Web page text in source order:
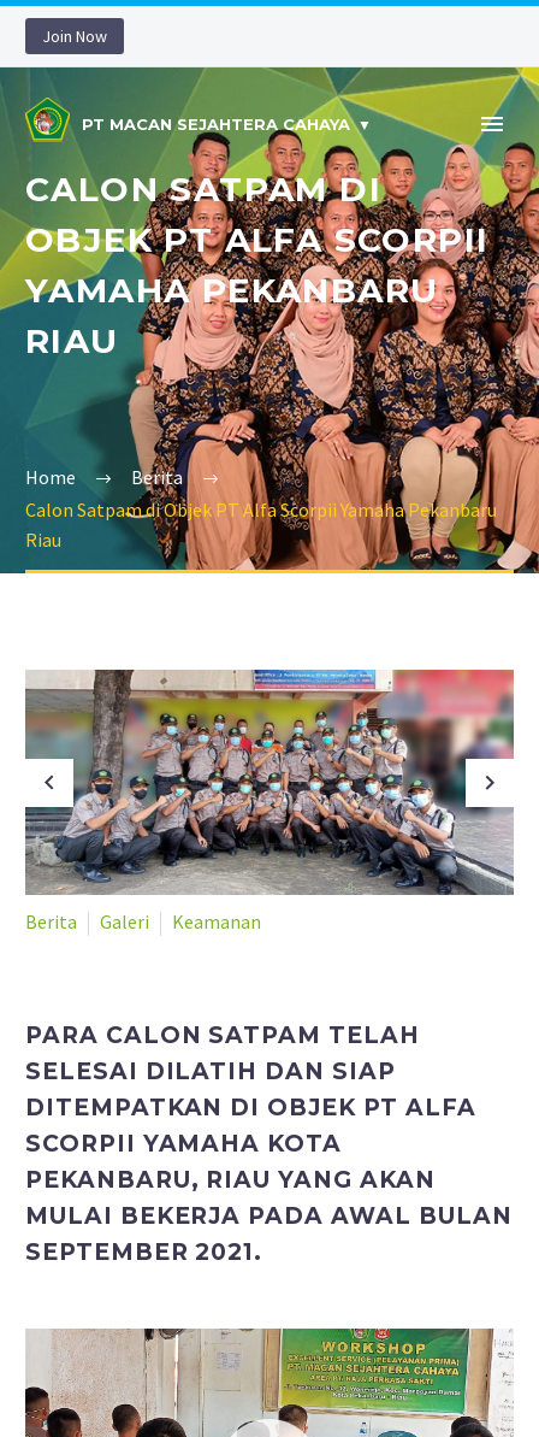
Join Now
PT MACAN SEJAHTERA CAHAYA
CALON SATPAM DI
OBJEK PT ALFA SCORPII
YAMAHA PEKANBARU
RIAU
Home
Berita
Calon Satpam di Objek PT Alfa Scorpii Yamaha Pekanbaru
Riau
Berita Galeri Keamanan
PARA CALON SATPAM TELAH
SELESAI DILATIH DAN SIAP
DITEMPATKAN DI OBJEK PT ALFA
SCORPII YAMAHA KOTA
PEKANBARU, RIAU YANG AKAN
MULAI BEKERJA PADA AWAL BULAN
SEPTEMBER 2021.